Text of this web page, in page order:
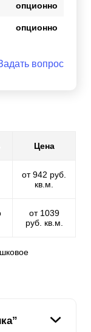
опционно
опционно
вопрос
Цена
от 942 руб.
кв.м.
от 1039
руб. кв.м.